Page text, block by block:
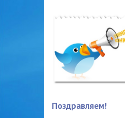
Поздравляем!